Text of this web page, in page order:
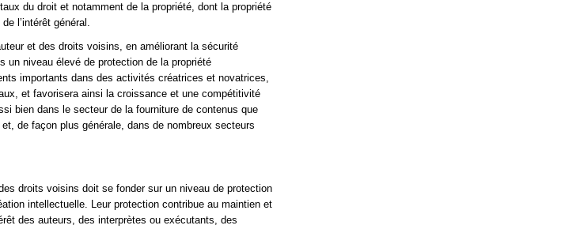
du droit et notamment de la propriété, dont la propriété
l’intérêt général.
et des droits voisins, en améliorant la sécurité
un niveau élevé de protection de la propriété
importants dans des activités créatrices et novatrices,
et favorisera ainsi la croissance et une compétitivité
bien dans le secteur de la fourniture de contenus que
de façon plus générale, dans de nombreux secteurs
droits voisins doit se fonder sur un niveau de protection
intellectuelle. Leur protection contribue au maintien et
des auteurs, des interprètes ou exécutants, des